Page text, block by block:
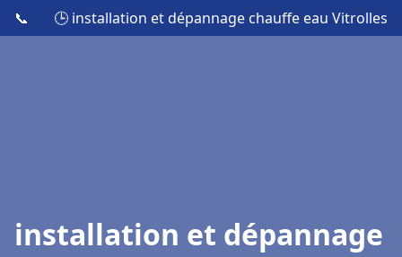
📞 🕒 installation et dépannage chauffe eau Vitrolles
installation et dépannage